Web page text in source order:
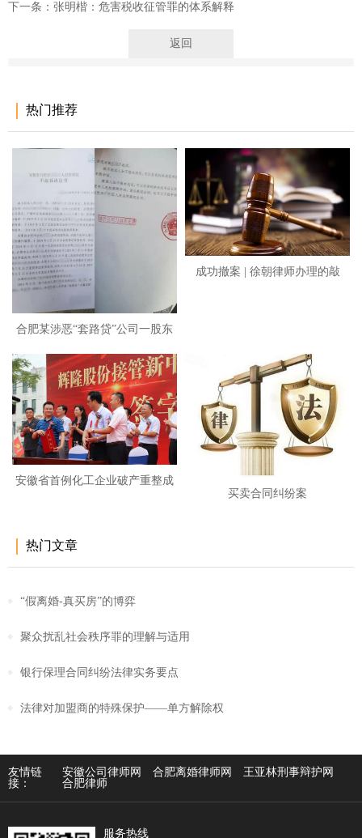
头渔利行为的定性
下一条：张明楷：危害税收征管罪的体系解释
返回
热门推荐
合肥某涉恶“套路贷”公司一股东
成功撤案 | 徐朝律师办理的敲
安徽省首例化工企业破产重整成
买卖合同纠纷案
热门文章
“假离婚-真买房”的博弈
聚众扰乱社会秩序罪的理解与适用
银行保理合同纠纷法律实务要点
法律对加盟商的特殊保护——单方解除权
友情链
接：
安徽公司律师网 合肥离婚律师网
王亚林刑事辩护网
合肥律师
服务热线